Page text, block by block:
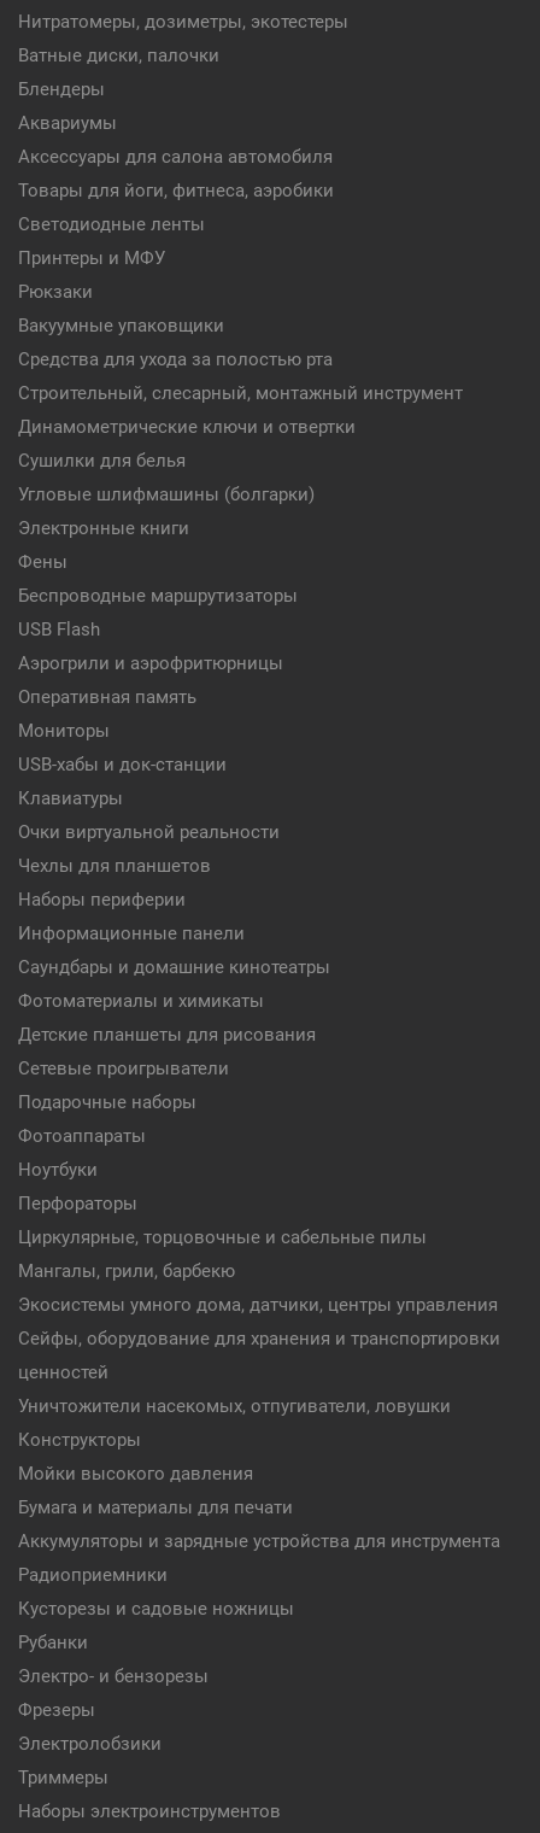
Нитратомеры, дозиметры, экотестеры
Ватные диски, палочки
Блендеры
Аквариумы
Аксессуары для салона автомобиля
Товары для йоги, фитнеса, аэробики
Светодиодные ленты
Принтеры и МФУ
Рюкзаки
Вакуумные упаковщики
Средства для ухода за полостью рта
Строительный, слесарный, монтажный инструмент
Динамометрические ключи и отвертки
Сушилки для белья
Угловые шлифмашины (болгарки)
Электронные книги
Фены
Беспроводные маршрутизаторы
USB Flash
Аэрогрили и аэрофритюрницы
Оперативная память
Мониторы
USB-хабы и док-станции
Клавиатуры
Очки виртуальной реальности
Чехлы для планшетов
Наборы периферии
Информационные панели
Саундбары и домашние кинотеатры
Фотоматериалы и химикаты
Детские планшеты для рисования
Сетевые проигрыватели
Подарочные наборы
Фотоаппараты
Ноутбуки
Перфораторы
Циркулярные, торцовочные и сабельные пилы
Мангалы, грили, барбекю
Экосистемы умного дома, датчики, центры управления
Сейфы, оборудование для хранения и транспортировки
ценностей
Уничтожители насекомых, отпугиватели, ловушки
Конструкторы
Мойки высокого давления
Бумага и материалы для печати
Аккумуляторы и зарядные устройства для инструмента
Радиоприемники
Кусторезы и садовые ножницы
Рубанки
Электро- и бензорезы
Фрезеры
Электролобзики
Триммеры
Наборы электроинструментов